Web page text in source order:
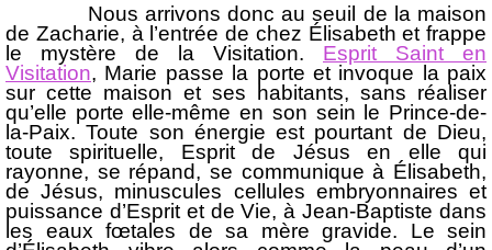
Nous arrivons donc au seuil de la maison
de Zacharie, à l’entrée de chez Élisabeth et frappe
le mystère de la Visitation. Esprit Saint en
Visitation, Marie passe la porte et invoque la paix
sur cette maison et ses habitants, sans réaliser
qu’elle porte elle-même en son sein le Prince-de-
la-Paix. Toute son énergie est pourtant de Dieu,
toute spirituelle, Esprit de Jésus en elle qui
rayonne, se répand, se communique à Élisabeth,
de Jésus, minuscules cellules embryonnaires et
puissance d’Esprit et de Vie, à Jean-Baptiste dans
les eaux fœtales de sa mère gravide. Le sein